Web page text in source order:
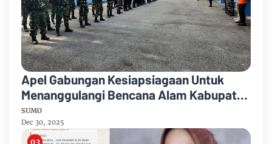
Apel Gabungan Kesiapsiagaan Untuk
Menanggulangi Bencana Alam Kabupaten
Bengkalis
SUMO
Dec 30, 2025